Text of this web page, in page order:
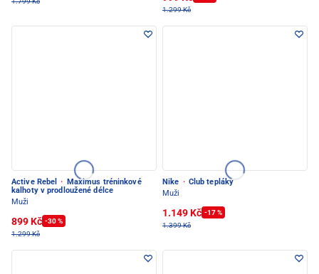
1.299 Kč
Active Rebel ·
Maximus tréninkové
kalhoty v prodloužené délce
Muži
899 Kč -30 %
1.299 Kč
Nike · Club tepláky
Muži
1.149 Kč -17 %
1.399 Kč